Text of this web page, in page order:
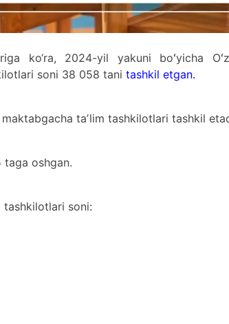
ko‘ra, 2024-yil yakuni boʻyicha
soni 38 058 tani tashkil etgan.
taʼlim tashkilotlari tashkil
oshgan.
tashkilotlari soni: